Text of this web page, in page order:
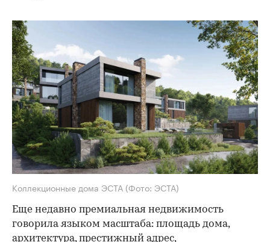
Коллекционные дома ЭСТА (Фото: ЭСТА)
Еще недавно премиальная недвижимость
говорила языком масштаба: площадь дома,
архитектура, престижный адрес,